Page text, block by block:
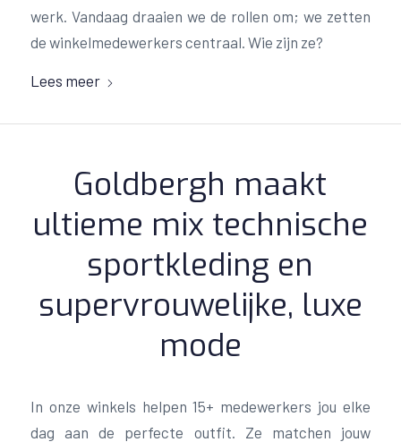
werk. Vandaag draaien we de rollen om; we zetten
de winkelmedewerkers centraal. Wie zijn ze?
Lees meer
Goldbergh maakt
ultieme mix technische
sportkleding en
supervrouwelijke, luxe
mode
In onze winkels helpen 15+ medewerkers jou elke
dag aan de perfecte outfit. Ze matchen jouw